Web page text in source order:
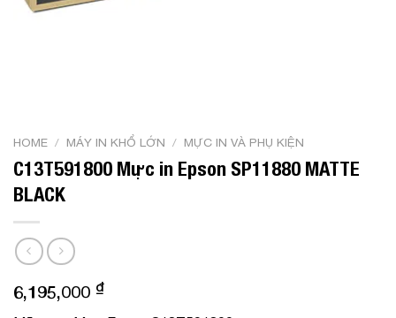
HOME / MÁY IN KHỔ LỚN / MỰC IN VÀ PHỤ KIỆN
C13T591800 Mực in Epson SP11880 MATTE
BLACK
6,195,000 ₫